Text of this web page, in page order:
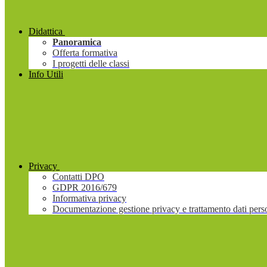
Didattica
Panoramica
Offerta formativa
I progetti delle classi
Info Utili
Privacy
Contatti DPO
GDPR 2016/679
Informativa privacy
Documentazione gestione privacy e trattamento dati